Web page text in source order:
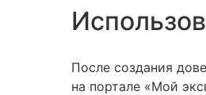
После создания
на портале «Мой